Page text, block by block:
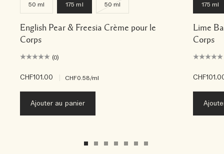
50 ml 175 ml 50 ml
English Pear & Freesia Crème pour le
Corps
(0)
CHF101.00 CHF0.58/ml
Ajouter au panier
175 ml
Lime
Corps